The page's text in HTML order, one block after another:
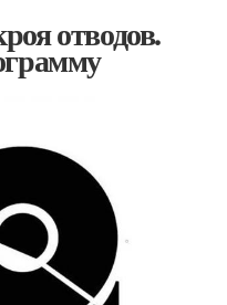
отводов.